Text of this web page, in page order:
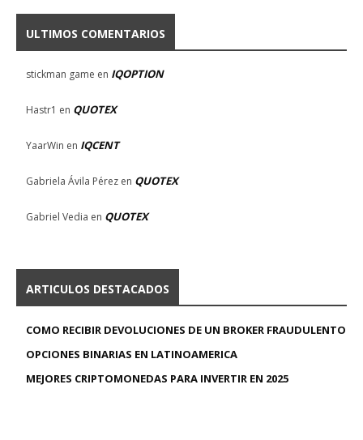
ULTIMOS COMENTARIOS
stickman game en IQOPTION
Hastr1 en QUOTEX
YaarWin en IQCENT
Gabriela Ávila Pérez en QUOTEX
Gabriel Vedia en QUOTEX
ARTICULOS DESTACADOS
COMO RECIBIR DEVOLUCIONES DE UN BROKER FRAUDULENTO
OPCIONES BINARIAS EN LATINOAMERICA
MEJORES CRIPTOMONEDAS PARA INVERTIR EN 2025